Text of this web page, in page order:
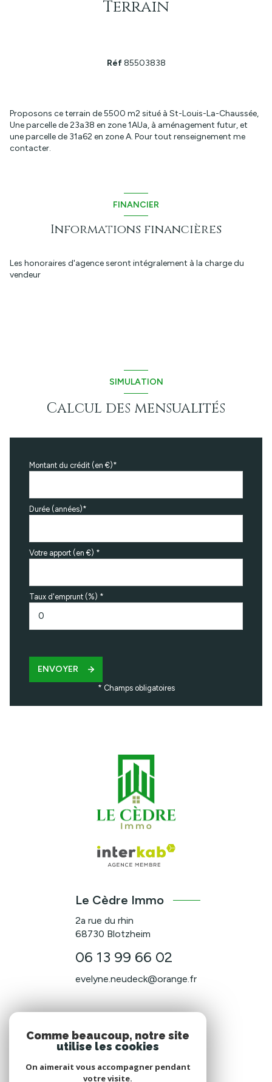
Terrain
Réf85503838
Proposons ce terrain de 5500 m2 situé à St-Louis-La-Chaussée,
Une parcelle de 23a38 en zone 1AUa, à aménagement futur, et
une parcelle de 31a62 en zone A. Pour tout renseignement me
contacter.
FINANCIER
Informations financières
Les honoraires d'agence seront intégralement à la charge du
vendeur
SIMULATION
Calcul des mensualités
Montant du crédit (en €)*
Durée (années)*
Votre apport (en €) *
Taux d'emprunt (%) *
ENVOYER
* Champs obligatoires
Le Cèdre Immo
2a rue du rhin
68730 Blotzheim
06 13 99 66 02
evelyne.neudeck@orange.fr
Nous suivre
Comme beaucoup, notre site
utilise les cookies
On aimerait vous accompagner pendant
votre visite.